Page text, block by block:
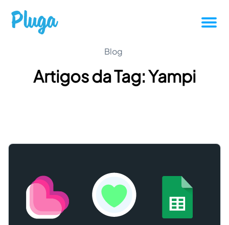
Tutoriais
Produtividade
Entrar
Blog
Artigos da Tag: Yampi